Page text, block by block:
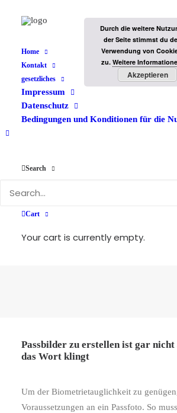
Home
Kontakt
gesetzliches
Impressum
Datenschutz
Bedingungen und Konditionen für die
Search
Cart
Your cart is currently empty.
Passbild-
17. SEPTEMBER 2019
Passbilder zu erstellen ist gar nicht
das Wort klingt
Um der Biometrietauglichkeit zu
Voraussetzungen an ein Passfoto. So
Durch die weitere
der Seite stimmst du
Verwendung von
zu. Weitere
Akzeptieren